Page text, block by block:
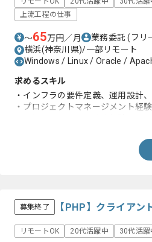
上流工程の仕事
〜65万円／月 業務委託(フリ
横浜(神奈川県)/一部リモート
Windows / Linux / Oracle /
求めるスキル
・インフラの要件定義、運用設計
・プロジェクトマネージメント経験
募集終了 【PHP】クライア
リモートOK 20代活躍中 30代活躍